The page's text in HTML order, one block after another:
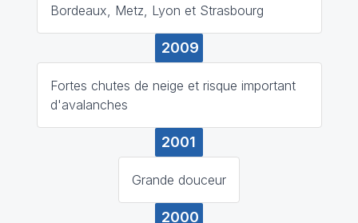
Bordeaux, Metz, Lyon et Strasbourg
2009
Fortes chutes de neige et risque important
d'avalanches
2001
Grande douceur
2000